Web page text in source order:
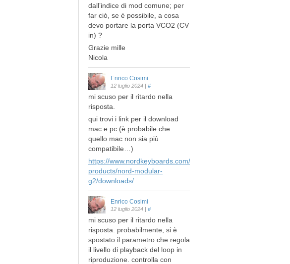
dall’indice di mod comune; per
far ciò, se è possibile, a cosa
devo portare la porta VCO2 (CV
in) ?
Grazie mille
Nicola
Enrico Cosimi
12 luglio 2024 | #
mi scuso per il ritardo nella
risposta.
qui trovi i link per il download
mac e pc (è probabile che
quello mac non sia più
compatibile…)
https://www.nordkeyboards.com/legacy-
products/nord-modular-
g2/downloads/
Enrico Cosimi
12 luglio 2024 | #
mi scuso per il ritardo nella
risposta. probabilmente, si è
spostato il parametro che regola
il livello di playback del loop in
riproduzione. controlla con